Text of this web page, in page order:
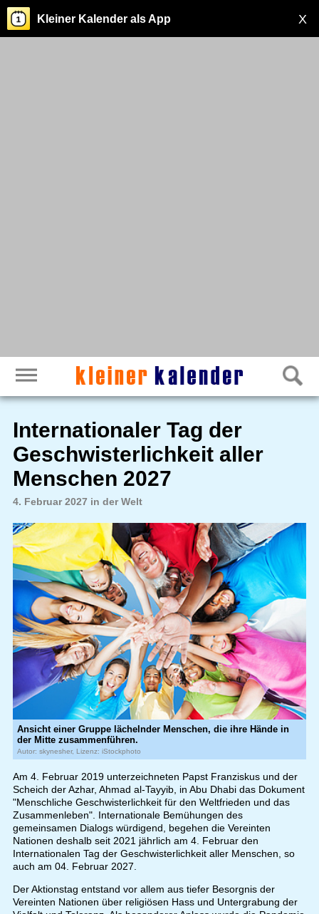
X
Kleiner Kalender als App
Internationaler Tag der
Geschwisterlichkeit aller
Menschen 2027
4. Februar 2027 in der Welt
Ansicht einer Gruppe lächelnder Menschen, die ihre Hände in
der Mitte zusammenführen.
Autor: skynesher, Lizenz: iStockphoto
Am 4. Februar 2019 unterzeichneten Papst Franziskus und der
Scheich der Azhar, Ahmad al-Tayyib, in Abu Dhabi das Dokument
"Menschliche Geschwisterlichkeit für den Weltfrieden und das
Zusammenleben". Internationale Bemühungen des
gemeinsamen Dialogs würdigend, begehen die Vereinten
Nationen deshalb seit 2021 jährlich am 4. Februar den
Internationalen Tag der Geschwisterlichkeit aller Menschen, so
auch am 04. Februar 2027.
Der Aktionstag entstand vor allem aus tiefer Besorgnis der
Vereinten Nationen über religiösen Hass und Untergrabung der